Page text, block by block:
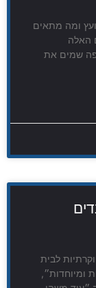
ומה מתאים
האלה
שמים את
לבית
ומיוחדות״,